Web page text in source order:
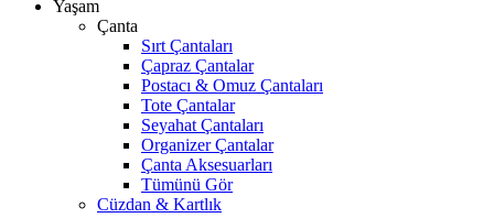
Yaşam
Çanta
Sırt Çantaları
Çapraz Çantalar
Postacı & Omuz Çantaları
Tote Çantalar
Seyahat Çantaları
Organizer Çantalar
Çanta Aksesuarları
Tümünü Gör
Cüzdan & Kartlık